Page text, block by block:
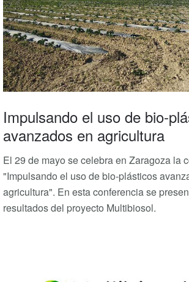
Impulsando el uso de bio-
avanzados en agricultura
El 29 de mayo se celebra en Zaragoza la
"Impulsando el uso de bio-plásticos
agricultura". En esta conferencia se
resultados del proyecto Multibiosol.